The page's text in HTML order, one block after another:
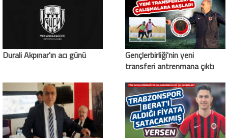
Durali Akpınar'ın acı günü
Gençlerbirliği'nin yeni
transferi antrenmana çıktı